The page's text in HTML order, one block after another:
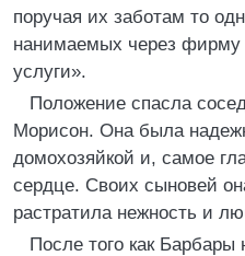
поручая их заботам то
нанимаемых через фирму
услуги».
Положение спасла
Морисон. Она была
домохозяйкой и, самое
сердце. Своих сыновей
растратила нежность и
После того как